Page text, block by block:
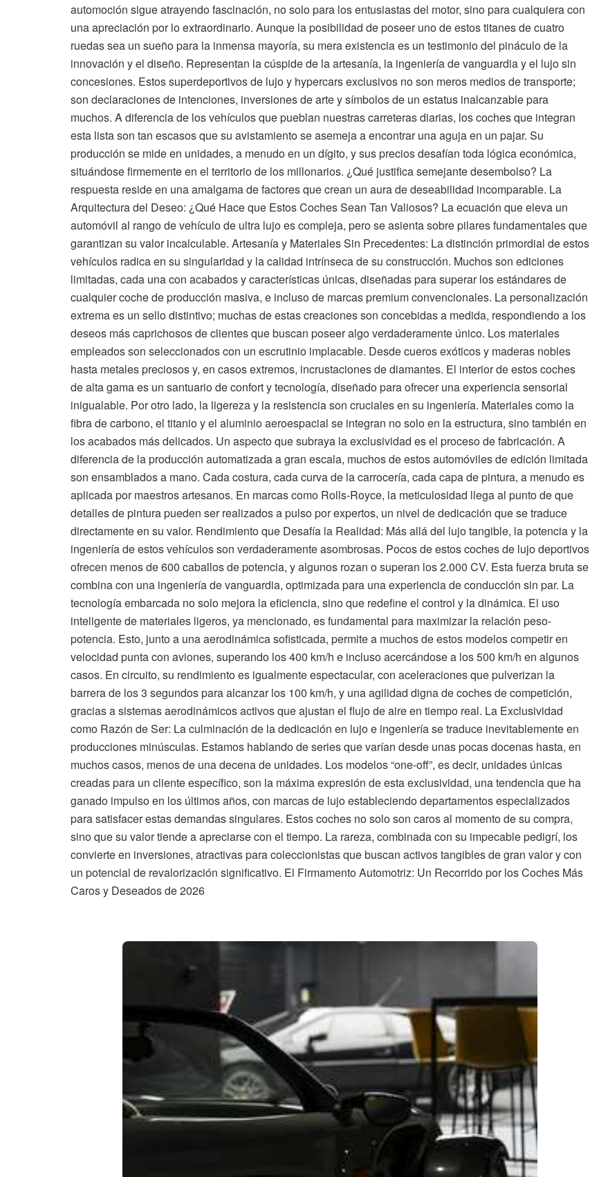
automoción sigue atrayendo fascinación, no solo para los entusiastas del motor, sino para cualquiera con
una apreciación por lo extraordinario. Aunque la posibilidad de poseer uno de estos titanes de cuatro
ruedas sea un sueño para la inmensa mayoría, su mera existencia es un testimonio del pináculo de la
innovación y el diseño. Representan la cúspide de la artesanía, la ingeniería de vanguardia y el lujo sin
concesiones. Estos superdeportivos de lujo y hypercars exclusivos no son meros medios de transporte;
son declaraciones de intenciones, inversiones de arte y símbolos de un estatus inalcanzable para
muchos. A diferencia de los vehículos que pueblan nuestras carreteras diarias, los coches que integran
esta lista son tan escasos que su avistamiento se asemeja a encontrar una aguja en un pajar. Su
producción se mide en unidades, a menudo en un dígito, y sus precios desafían toda lógica económica,
situándose firmemente en el territorio de los millonarios. ¿Qué justifica semejante desembolso? La
respuesta reside en una amalgama de factores que crean un aura de deseabilidad incomparable. La
Arquitectura del Deseo: ¿Qué Hace que Estos Coches Sean Tan Valiosos? La ecuación que eleva un
automóvil al rango de vehículo de ultra lujo es compleja, pero se asienta sobre pilares fundamentales que
garantizan su valor incalculable. Artesanía y Materiales Sin Precedentes: La distinción primordial de estos
vehículos radica en su singularidad y la calidad intrínseca de su construcción. Muchos son ediciones
limitadas, cada una con acabados y características únicas, diseñadas para superar los estándares de
cualquier coche de producción masiva, e incluso de marcas premium convencionales. La personalización
extrema es un sello distintivo; muchas de estas creaciones son concebidas a medida, respondiendo a los
deseos más caprichosos de clientes que buscan poseer algo verdaderamente único. Los materiales
empleados son seleccionados con un escrutinio implacable. Desde cueros exóticos y maderas nobles
hasta metales preciosos y, en casos extremos, incrustaciones de diamantes. El interior de estos coches
de alta gama es un santuario de confort y tecnología, diseñado para ofrecer una experiencia sensorial
inigualable. Por otro lado, la ligereza y la resistencia son cruciales en su ingeniería. Materiales como la
fibra de carbono, el titanio y el aluminio aeroespacial se integran no solo en la estructura, sino también en
los acabados más delicados. Un aspecto que subraya la exclusividad es el proceso de fabricación. A
diferencia de la producción automatizada a gran escala, muchos de estos automóviles de edición limitada
son ensamblados a mano. Cada costura, cada curva de la carrocería, cada capa de pintura, a menudo es
aplicada por maestros artesanos. En marcas como Rolls-Royce, la meticulosidad llega al punto de que
detalles de pintura pueden ser realizados a pulso por expertos, un nivel de dedicación que se traduce
directamente en su valor. Rendimiento que Desafía la Realidad: Más allá del lujo tangible, la potencia y la
ingeniería de estos vehículos son verdaderamente asombrosas. Pocos de estos coches de lujo deportivos
ofrecen menos de 600 caballos de potencia, y algunos rozan o superan los 2.000 CV. Esta fuerza bruta se
combina con una ingeniería de vanguardia, optimizada para una experiencia de conducción sin par. La
tecnología embarcada no solo mejora la eficiencia, sino que redefine el control y la dinámica. El uso
inteligente de materiales ligeros, ya mencionado, es fundamental para maximizar la relación peso-
potencia. Esto, junto a una aerodinámica sofisticada, permite a muchos de estos modelos competir en
velocidad punta con aviones, superando los 400 km/h e incluso acercándose a los 500 km/h en algunos
casos. En circuito, su rendimiento es igualmente espectacular, con aceleraciones que pulverizan la
barrera de los 3 segundos para alcanzar los 100 km/h, y una agilidad digna de coches de competición,
gracias a sistemas aerodinámicos activos que ajustan el flujo de aire en tiempo real. La Exclusividad
como Razón de Ser: La culminación de la dedicación en lujo e ingeniería se traduce inevitablemente en
producciones minúsculas. Estamos hablando de series que varían desde unas pocas docenas hasta, en
muchos casos, menos de una decena de unidades. Los modelos “one-off”, es decir, unidades únicas
creadas para un cliente específico, son la máxima expresión de esta exclusividad, una tendencia que ha
ganado impulso en los últimos años, con marcas de lujo estableciendo departamentos especializados
para satisfacer estas demandas singulares. Estos coches no solo son caros al momento de su compra,
sino que su valor tiende a apreciarse con el tiempo. La rareza, combinada con su impecable pedigrí, los
convierte en inversiones, atractivas para coleccionistas que buscan activos tangibles de gran valor y con
un potencial de revalorización significativo. El Firmamento Automotriz: Un Recorrido por los Coches Más
Caros y Deseados de 2026